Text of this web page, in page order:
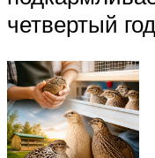
четвертый